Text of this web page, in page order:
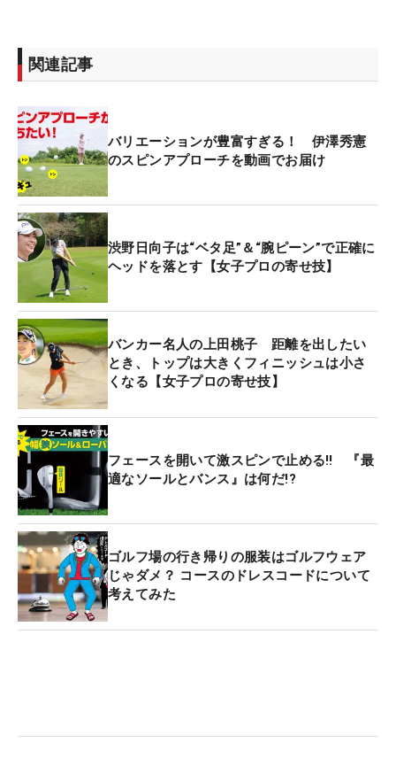
関連記事
バリエーションが豊富すぎる！ 伊澤秀憲
のスピンアプローチを動画でお届け
渋野日向子は“ベタ足”＆“腕ピーン”で正確に
ヘッドを落とす【女子プロの寄せ技】
バンカー名人の上田桃子 距離を出したい
とき、トップは大きくフィニッシュは小さ
くなる【女子プロの寄せ技】
フェースを開いて激スピンで止める‼ 『最
適なソールとバンス』は何だ!?
ゴルフ場の行き帰りの服装はゴルフウェア
じゃダメ？ コースのドレスコードについて
考えてみた